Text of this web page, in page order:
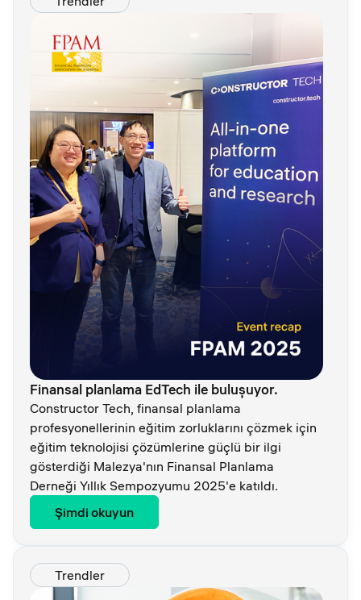
Finansal planlama EdTech ile buluşuyor.
Constructor Tech, finansal planlama
profesyonellerinin eğitim zorluklarını çözmek için
eğitim teknolojisi çözümlerine güçlü bir ilgi
gösterdiği Malezya'nın Finansal Planlama
Derneği Yıllık Sempozyumu 2025'e katıldı.
Şimdi okuyun
Trendler